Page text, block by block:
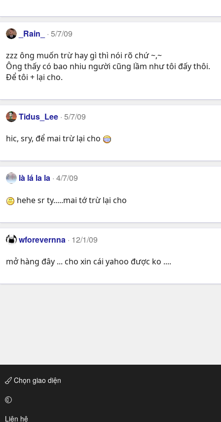
_Rain_ 5/7/09
zzz ông muốn trừ hay gì thì nói rõ chứ ~,~
Ông thấy có bao nhiu người cũng lầm như tôi đấy thôi.
Để tôi + lại cho.
Tidus_Lee 5/7/09
hic, sry, để mai trừ lại cho
là lá la la 4/7/09
hehe sr ty.....mai tớ trừ lại cho
wforevernna 12/1/09
mở hàng đây ... cho xin cái yahoo được ko ....
Chọn giao diện
Liên hệ